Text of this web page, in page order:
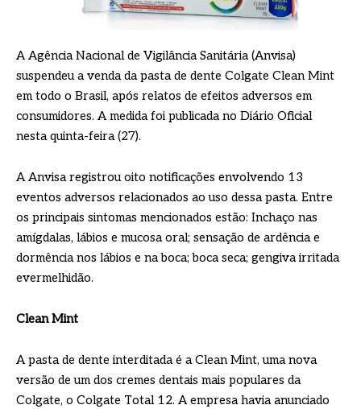
A Agência Nacional de Vigilância Sanitária (Anvisa)
suspendeu a venda da pasta de dente Colgate Clean Mint
em todo o Brasil, após relatos de efeitos adversos em
consumidores. A medida foi publicada no Diário Oficial
nesta quinta-feira (27).
A Anvisa registrou oito notificações envolvendo 13
eventos adversos relacionados ao uso dessa pasta. Entre
os principais sintomas mencionados estão: Inchaço nas
amígdalas, lábios e mucosa oral; sensação de ardência e
dormência nos lábios e na boca; boca seca; gengiva irritada
evermelhidão.
Clean Mint
A pasta de dente interditada é a Clean Mint, uma nova
versão de um dos cremes dentais mais populares da
Colgate, o Colgate Total 12. A empresa havia anunciado